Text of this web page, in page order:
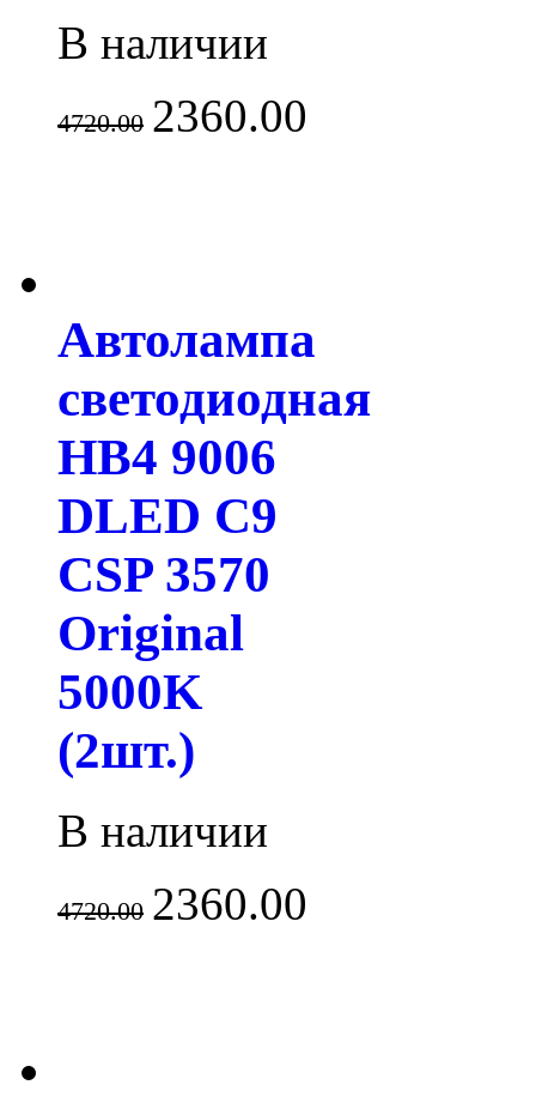
В наличии
4720.00 2360.00
Автолампа
светодиодная
HB4 9006
DLED C9
CSP 3570
Original
5000K
(2шт.)
В наличии
4720.00 2360.00